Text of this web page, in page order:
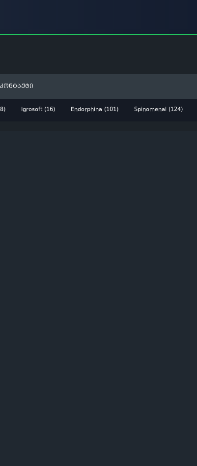
კონტაქტი
Igrosoft (16) Endorphina (101) Spinomenal (124)